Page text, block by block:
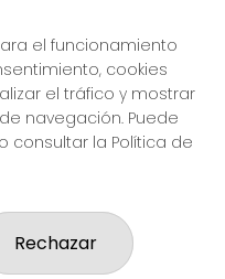
el funcionamiento
cookies
el tráfico y mostrar
navegación. Puede
consultar la Política de
Rechazar